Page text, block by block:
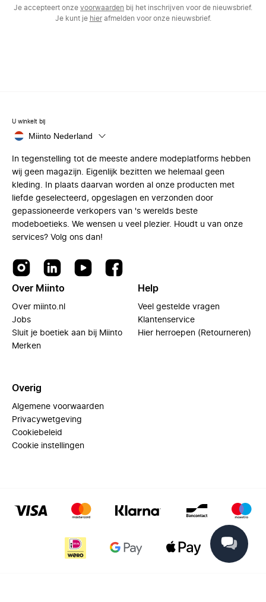
Je accepteert onze voorwaarden bij het inschrijven voor de nieuwsbrief.
Je kunt je hierafmelden voor onze nieuwsbrief.
U winkelt bij
Miinto Nederland
In tegenstelling tot de meeste andere modeplatforms hebben
wij geen magazijn. Eigenlijk bezitten we helemaal geen
kleding. In plaats daarvan worden al onze producten met
liefde geselecteerd, opgeslagen en verzonden door
gepassioneerde verkopers van 's werelds beste
modeboetieks. We wensen u veel plezier. Houdt u van onze
services? Volg ons dan!
Over Miinto
Over miinto.nl
Jobs
Sluit je boetiek aan bij Miinto
Merken
Help
Veel gestelde vragen
Klantenservice
Hier herroepen (Retourneren)
Overig
Algemene voorwaarden
Privacywetgeving
Cookiebeleid
Cookie instellingen